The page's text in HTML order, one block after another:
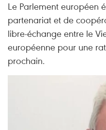
Le Parlement européen
partenariat et de
libre-échange entre le
européenne pour une
prochain.